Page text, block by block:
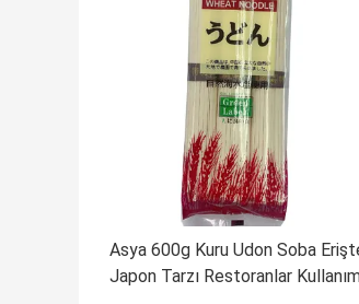
Asya 600g Kuru Udon Soba
Japon Tarzı Restoranlar